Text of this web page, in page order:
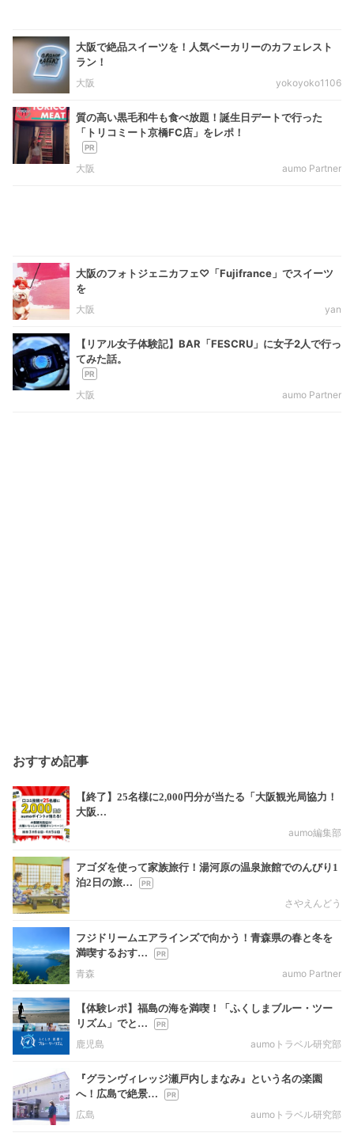
大阪で絶品スイーツを！人気ベーカリーのカフェレスト
ラン！
大阪 yokoyoko1106
質の高い黒毛和牛も食べ放題！誕生日デートで行った
「トリコミート京橋FC店」をレポ！
大阪 aumo Partner
大阪のフォトジェニカフェ♡「Fujifrance」でスイーツ
を
大阪 yan
【リアル女子体験記】BAR「FESCRU」に女子2人で行っ
てみた話。
大阪 aumo Partner
おすすめ記事
【終了】25名様に2,000円分が当たる「大阪観光局協力！
大阪…
aumo編集部
アゴダを使って家族旅行！湯河原の温泉旅館でのんびり1
泊2日の旅…
さやえんどう
フジドリームエアラインズで向かう！青森県の春と冬を
満喫するおす…
青森
aumo Partner
【体験レポ】福島の海を満喫！「ふくしまブルー・ツー
リズム」でと…
鹿児島
aumoトラベル研究部
『グランヴィレッジ瀬戸内しまなみ』という名の楽園
へ！広島で絶景…
広島
aumoトラベル研究部